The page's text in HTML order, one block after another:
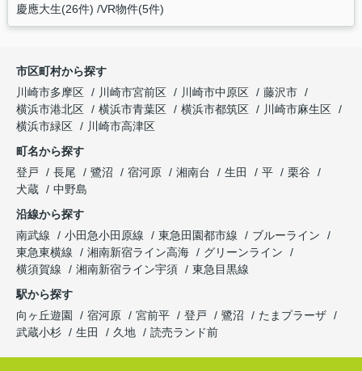
慶應大生(26件) VR物件(5件)
市区町村から探す
川崎市多摩区
川崎市宮前区 川崎市中原区
藤沢市
横浜市港北区
横浜市青葉区 横浜市都筑区
川崎市麻生区
横浜市緑区
川崎市高津区
町名から探す
登戸
長尾 鷺沼 宿河原 湘南台 生田 平
栗谷
犬蔵
中野島
沿線から探す
南武線
小田急小田原線 東急田園都市線
ブルーライン
東急東横線
湘南新宿ライン高海
グリーンライン
横須賀線
湘南新宿ライン宇須
東急目黒線
駅から探す
向ヶ丘遊園
宿河原 宮前平 登戸 鷺沼
たまプラーザ
武蔵小杉
生田 久地 読売ランド前